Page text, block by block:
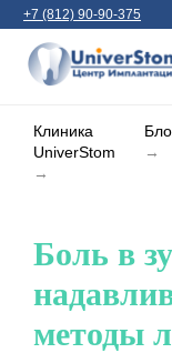
+7 (812) 90-90-375
Клиника
UniverStom
→
→
Боль в
методы